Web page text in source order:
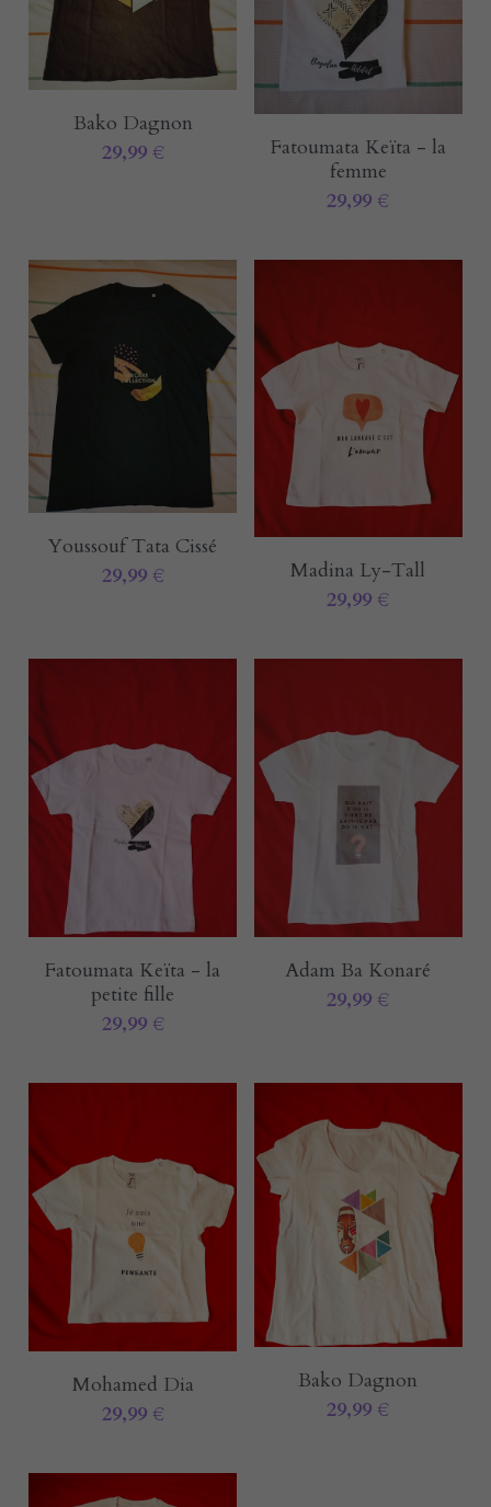
Français
Bako Dagnon
29,99 €
Fatoumata Keïta - la
femme
29,99 €
Youssouf Tata Cissé
29,99 €
Madina Ly-Tall
29,99 €
Fatoumata Keïta - la
petite fille
29,99 €
Adam Ba Konaré
29,99 €
Mohamed Dia
29,99 €
Bako Dagnon
29,99 €